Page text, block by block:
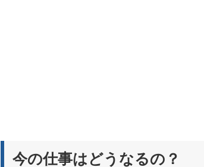
今の仕事はどうなるの？